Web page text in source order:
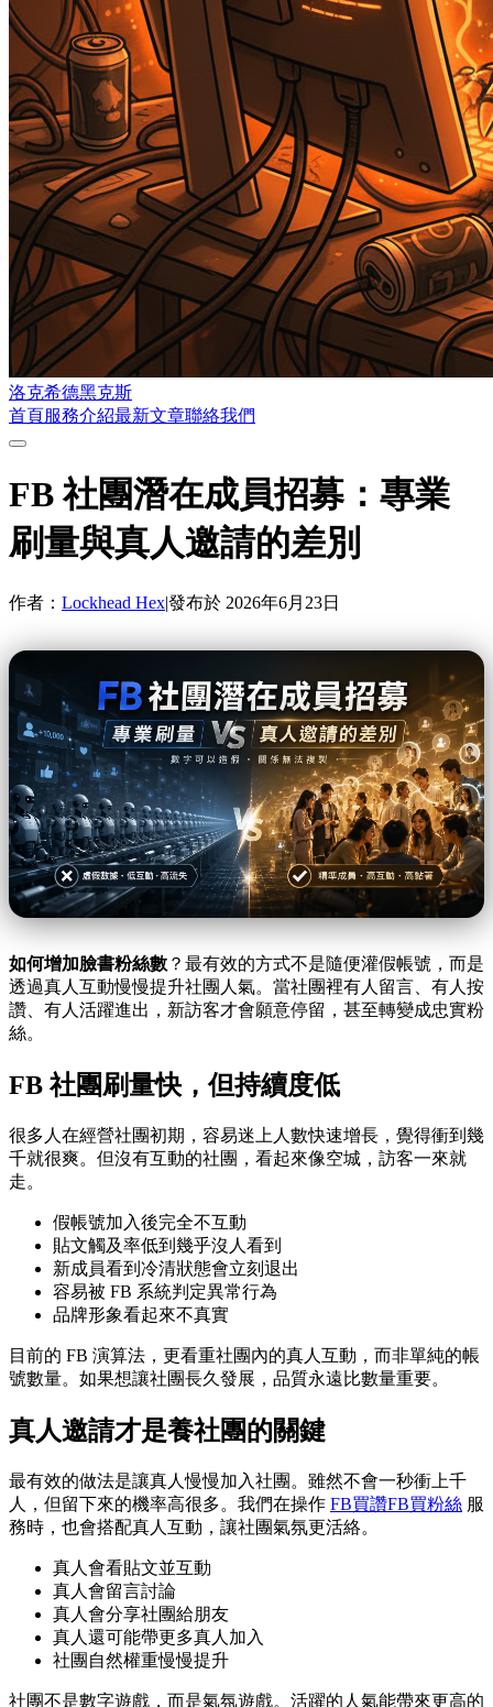
洛克希德黑克斯
首頁服務介紹最新文章聯絡我們
FB 社團潛在成員招募：專業
刷量與真人邀請的差別
作者： Lockhead Hex|發布於 2026年6月23日
如何增加臉書粉絲數 ？最有效的方式不是隨便灌假帳號，而是
透過真人互動慢慢提升社團人氣。當社團裡有人留言、有人按
讚、有人活躍進出，新訪客才會願意停留，甚至轉變成忠實粉
絲。
FB 社團刷量快，但持續度低
很多人在經營社團初期，容易迷上人數快速增長，覺得衝到幾
千就很爽。但沒有互動的社團，看起來像空城，訪客一來就
走。
假帳號加入後完全不互動
貼文觸及率低到幾乎沒人看到
新成員看到冷清狀態會立刻退出
容易被 FB 系統判定異常行為
品牌形象看起來不真實
目前的 FB 演算法，更看重社團內的真人互動，而非單純的帳
號數量。如果想讓社團長久發展，品質永遠比數量重要。
真人邀請才是養社團的關鍵
最有效的做法是讓真人慢慢加入社團。雖然不會一秒衝上千
人，但留下來的機率高很多。我們在操作 FB買讚FB買粉絲 服
務時，也會搭配真人互動，讓社團氣氛更活絡。
真人會看貼文並互動
真人會留言討論
真人會分享社團給朋友
真人還可能帶更多真人加入
社團自然權重慢慢提升
社團不是數字遊戲，而是氣氛遊戲。活躍的人氣能帶來更高的